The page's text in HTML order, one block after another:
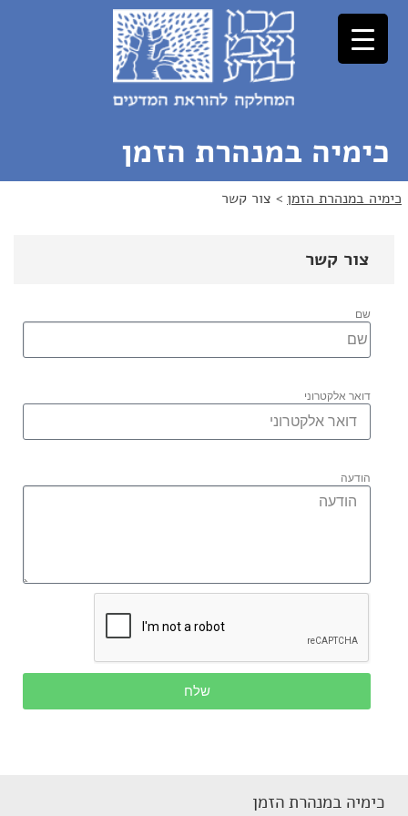
לתוכן
לניווט
כימיה במנהרת הזמן
כימיה במנהרת הזמן > צור קשר
צור קשר
שם
דואר אלקטרוני
הודעה
שלח
כימיה במנהרת הזמן